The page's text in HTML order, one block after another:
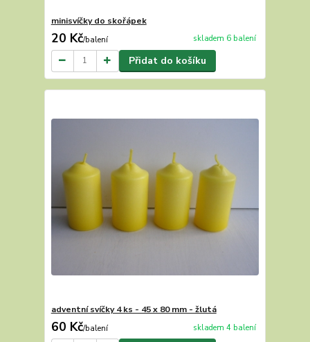
minisvíčky do skořápek
20 Kč/balení skladem 6 balení
Přidat do košíku
adventní svíčky 4 ks - 45 x 80 mm - žlutá
60 Kč/balení skladem 4 balení